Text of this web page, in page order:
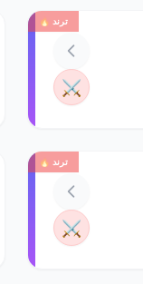
ترند 🔥
⚔️
ترند 🔥
⚔️